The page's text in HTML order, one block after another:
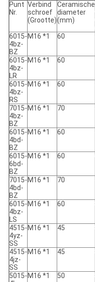
Punt
Nr.
Verbind
schroef
(Grootte)
Ceramische
diameter
(mm)
6015-
4bz-
BZ
M16 *1 60
6015-
4bz-
LR
M16 *1 60
6015-
4bz-
RS
M16 *1 60
7015-
4bz-
BZ
M16 *1 70
6015-
4bd-
BZ
M16 *1 60
6015-
6bd-
BZ
M16 *1 60
7015-
4bd-
BZ
M16 *1 70
6015-
4bz-
LS
M16 *1 60
4515-
4yz-
SS
M16 *1 45
4515-
4jz-
SS
M16 *1 45
5015- M16 *1 50